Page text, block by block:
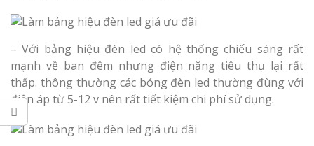
– Với bảng hiệu đèn led có hệ thống chiếu sáng rất
mạnh về ban đêm nhưng điện năng tiêu thụ lại rất
thấp. thông thường các bóng đèn led thường đùng với
điện áp từ 5-12 v nên rất tiết kiệm chi phí sử dụng.